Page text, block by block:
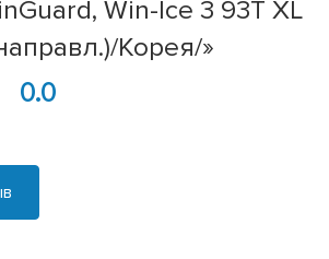
Win-Ice 3 93T XL
Корея/»
0.0